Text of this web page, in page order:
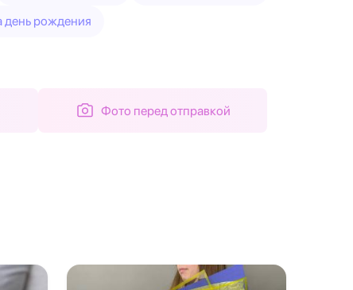
день рождения
Фото перед отправкой